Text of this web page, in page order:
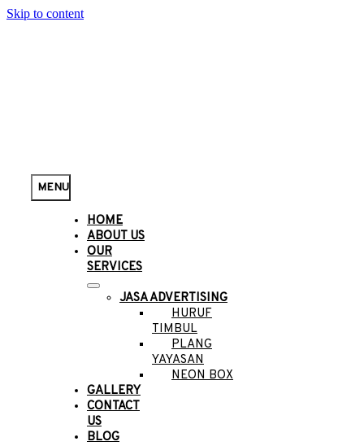
Skip to content
MENU
HOME
ABOUT US
OUR
SERVICES
JASA ADVERTISING
HURUF
TIMBUL
PLANG
YAYASAN
NEON BOX
GALLERY
CONTACT
US
BLOG